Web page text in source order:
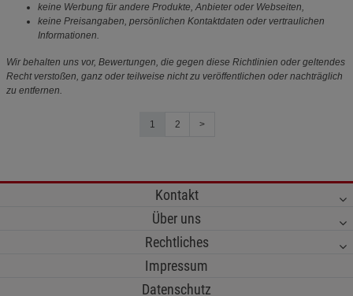
keine Werbung für andere Produkte, Anbieter oder Webseiten,
keine Preisangaben, persönlichen Kontaktdaten oder vertraulichen
Informationen.
Wir behalten uns vor, Bewertungen, die gegen diese Richtlinien oder geltendes
Recht verstoßen, ganz oder teilweise nicht zu veröffentlichen oder nachträglich
zu entfernen.
1 2 >
Kontakt
Über uns
Rechtliches
Impressum
Datenschutz